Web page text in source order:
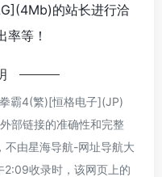
的站长进行洽
率等！
霸4(繁)[恒格电子](JP)
部链接的准确性和完整
不由星海导航-网址导航大
收录时，该网页上的